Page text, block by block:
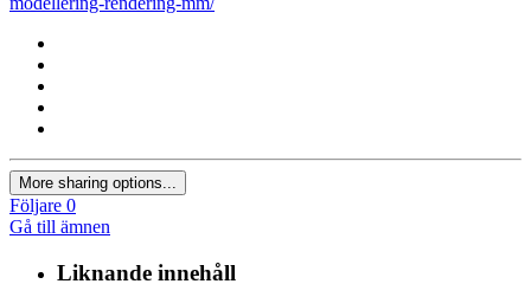
More sharing options...
Följare 0
Gå till ämnen
Liknande innehåll